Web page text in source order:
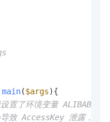
main($args){
了环境变量
致 AccessKey 泄露，并威